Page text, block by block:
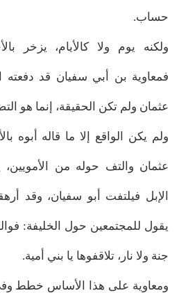
حساب.
ولكنه يوم ولا كالأيام، يزخر
فمعاوية بن أبي سفيان قد دفعته
عثمان ولم تكن الحقيقة، إنما هو
ولم يكن الواقع إلا ما قاله أبوه
عثمان والتف حوله من
الإبل فيلتفت أبو سفيان، وقد
يقول للمجتمعين حول الخليفة:
جنة ولا نار، تلاقفوها يا بني أمية.
ومعاوية على هذا الأساس خطط